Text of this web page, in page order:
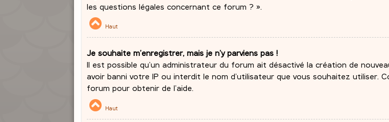
les questions légales concernant ce forum ? ».
Haut
Je souhaite m’enregistrer, mais je n’y parviens pas !
Il est possible qu’un administrateur du forum ait désactivé la création de
avoir banni votre IP ou interdit le nom d’utilisateur que vous souhaitez utiliser.
forum pour obtenir de l’aide.
Haut